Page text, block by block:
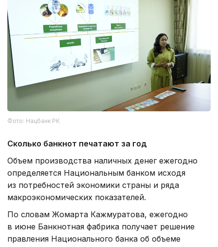
Фото: Нацбанк РК
Сколько банкнот печатают за год
Объем производства наличных денег ежегодно
определяется Национальным банком исходя
из потребностей экономики страны и ряда
макроэкономических показателей.
По словам Жомарта Кажмуратова, ежегодно
в июне Банкнотная фабрика получает решение
правления Национального банка об объеме